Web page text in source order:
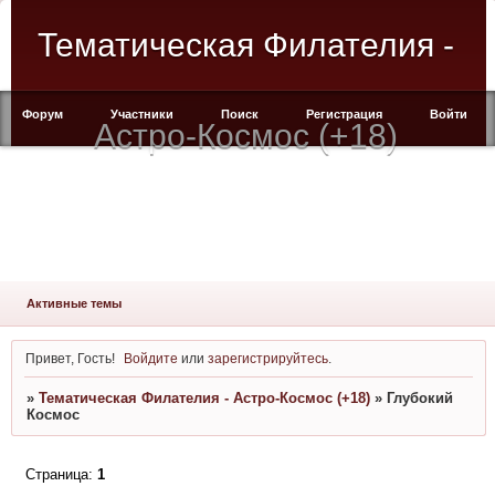
Тематическая Филателия -
Астро-Космос (+18)
Форум Участники Поиск Регистрация Войти
Активные темы
Привет, Гость! Войдите илизарегистрируйтесь
» Тематическая Филателия - Астро-Космос (+18) » Глубокий
Космос
Страница: 1